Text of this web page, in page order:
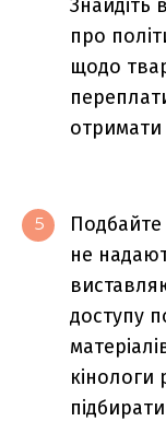
Знайдіть
про
щодо
5
не
доступу